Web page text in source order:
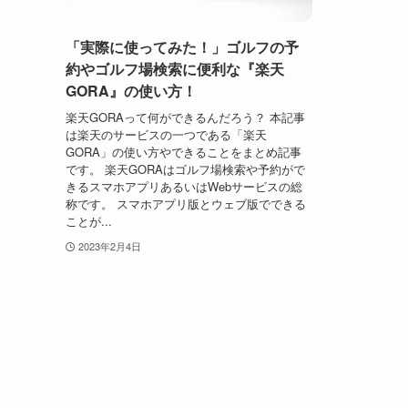
「実際に使ってみた！」ゴルフの予
約やゴルフ場検索に便利な『楽天
GORA』の使い方！
楽天GORAって何ができるんだろう？ 本記事
は楽天のサービスの一つである「楽天
GORA」の使い方やできることをまとめ記事
です。 楽天GORAはゴルフ場検索や予約がで
きるスマホアプリあるいはWebサービスの総
称です。 スマホアプリ版とウェブ版でできる
ことが...
2023年2月4日